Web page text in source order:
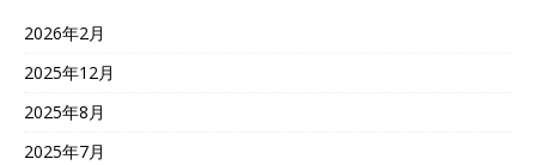
2026年2月
2025年12月
2025年8月
2025年7月